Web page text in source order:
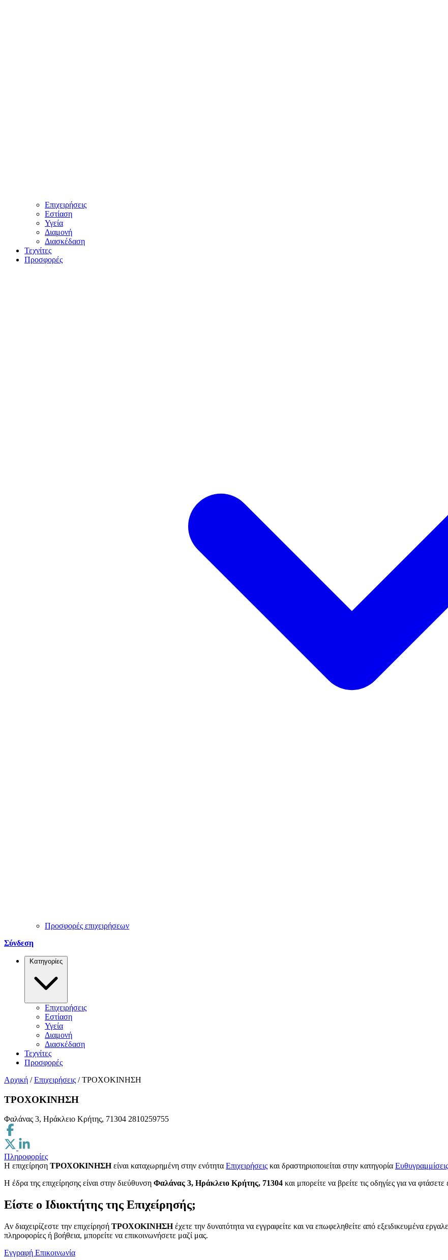
Επιχειρήσεις
Εστίαση
Υγεία
Διαμονή
Διασκέδαση
Τεχνίτες
Προσφορές
Προσφορές επιχειρήσεων
Σύνδεση
Κατηγορίες
Επιχειρήσεις
Εστίαση
Υγεία
Διαμονή
Διασκέδαση
Τεχνίτες
Προσφορές
Αρχική / Επιχειρήσεις / ΤΡΟΧΟΚΙΝΗΣΗ
ΤΡΟΧΟΚΙΝΗΣΗ
Φαλάνας 3, Ηράκλειο Κρήτης, 71304 2810259755
Πληροφορίες
Η επιχείρηση ΤΡΟΧΟΚΙΝΗΣΗείναι καταχωρημένη στην ενότητα Επιχειρήσεις και δραστηριοποιείται στην κατηγορία
H έδρα της επιχείρησης είναι στην διεύθυνση Φαλάνας 3, Ηράκλειο Κρήτης, 71304 και μπορείτε να βρείτε τις οδηγίες για να φτάσετε
Είστε ο Ιδιοκτήτης της Επιχείρησής;
Αν διαχειρίζεστε την επιχείρησή ΤΡΟΧΟΚΙΝΗΣΗέχετε την δυνατότητα να εγγραφείτε και να επωφεληθείτε από εξειδικευμένα
πληροφορίες ή βοήθεια, μπορείτε να επικοινωνήσετε μαζί μας.
Εγγραφή Επικοινωνία